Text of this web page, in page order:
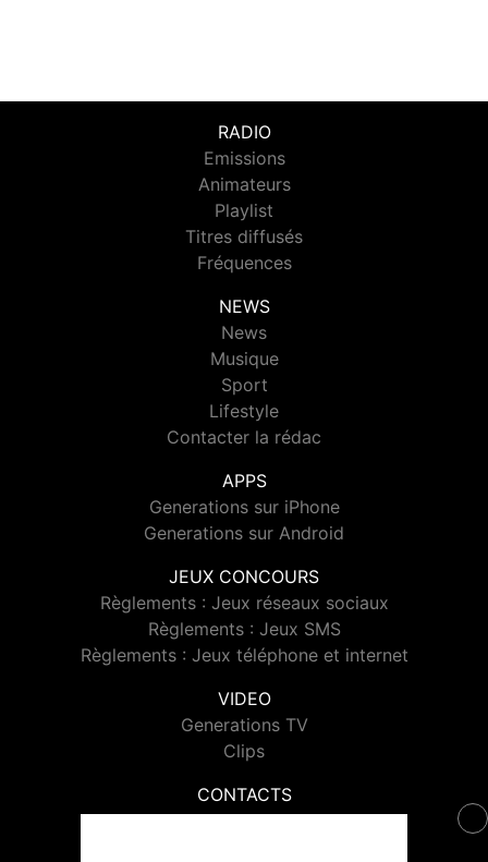
RADIO
Emissions
Animateurs
Playlist
Titres diffusés
Fréquences
NEWS
News
Musique
Sport
Lifestyle
Contacter la rédac
APPS
Generations sur iPhone
Generations sur Android
JEUX CONCOURS
Règlements : Jeux réseaux sociaux
Règlements : Jeux SMS
Règlements : Jeux téléphone et internet
VIDEO
Generations TV
Clips
CONTACTS
Contacter Generations